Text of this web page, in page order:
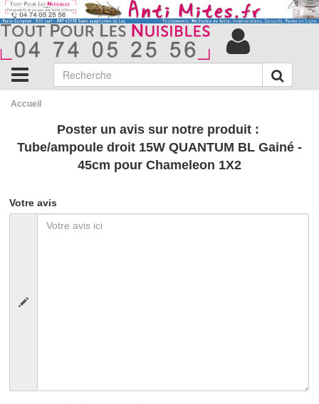
Accueil
Poster un avis sur notre produit :
Tube/ampoule droit 15W QUANTUM BL Gainé -
45cm pour Chameleon 1X2
Votre avis